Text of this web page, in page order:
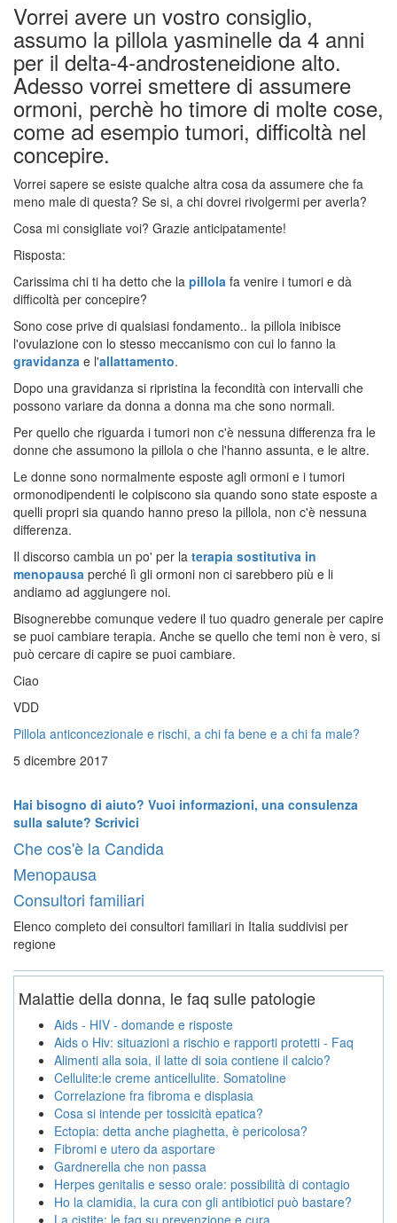
Vorrei avere un vostro consiglio,
assumo la pillola yasminelle da 4 anni
per il delta-4-androsteneidione alto.
Adesso vorrei smettere di assumere
ormoni, perchè ho timore di molte cose,
come ad esempio tumori, difficoltà nel
concepire.
Vorrei sapere se esiste qualche altra cosa da assumere che fa
meno male di questa? Se si, a chi dovrei rivolgermi per averla?
Cosa mi consigliate voi? Grazie anticipatamente!
Risposta:
Carissima chi ti ha detto che la pillola fa venire i tumori e dà
difficoltà per concepire?
Sono cose prive di qualsiasi fondamento.. la pillola inibisce
l'ovulazione con lo stesso meccanismo con cui lo fanno la
gravidanza e l'allattamento.
Dopo una gravidanza si ripristina la fecondità con intervalli che
possono variare da donna a donna ma che sono normali.
Per quello che riguarda i tumori non c'è nessuna differenza fra le
donne che assumono la pillola o che l'hanno assunta, e le altre.
Le donne sono normalmente esposte agli ormoni e i tumori
ormonodipendenti le colpiscono sia quando sono state esposte a
quelli propri sia quando hanno preso la pillola, non c'è nessuna
differenza.
Il discorso cambia un po' per la terapia sostitutiva in
menopausa perché lì gli ormoni non ci sarebbero più e li
andiamo ad aggiungere noi.
Bisognerebbe comunque vedere il tuo quadro generale per capire
se puoi cambiare terapia. Anche se quello che temi non è vero, si
può cercare di capire se puoi cambiare.
Ciao
VDD
Pillola anticoncezionale e rischi, a chi fa bene e a chi fa male?
5 dicembre 2017
Hai bisogno di aiuto? Vuoi informazioni, una consulenza
sulla salute? Scrivici
Che cos'è la Candida
Menopausa
Consultori familiari
Elenco completo dei consultori familiari in Italia suddivisi per
regione
Malattie della donna, le faq sulle patologie
Aids - HIV - domande e risposte
Aids o Hiv: situazioni a rischio e rapporti protetti - Faq
Alimenti alla soia, il latte di soia contiene il calcio?
Cellulite:le creme anticellulite. Somatoline
Correlazione fra fibroma e displasia
Cosa si intende per tossicità epatica?
Ectopia: detta anche piaghetta, è pericolosa?
Fibromi e utero da asportare
Gardnerella che non passa
Herpes genitalis e sesso orale: possibilità di contagio
Ho la clamidia, la cura con gli antibiotici può bastare?
La cistite: le faq su prevenzione e cura